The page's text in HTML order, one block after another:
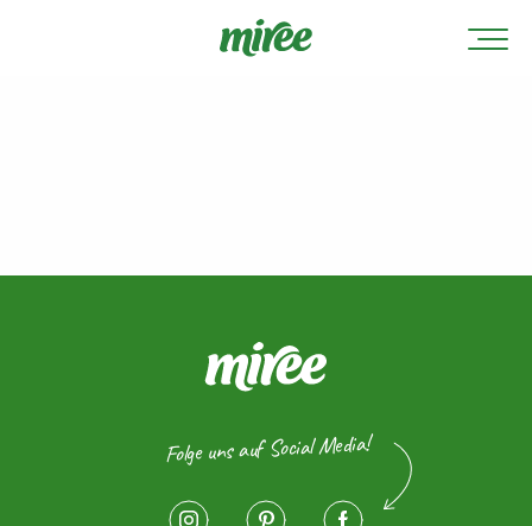
Folge uns auf Social Media!